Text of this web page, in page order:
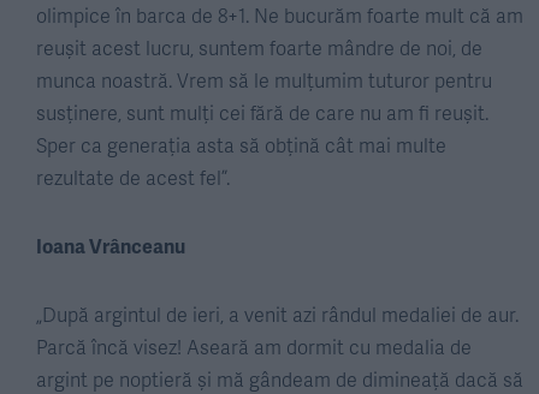
olimpice în barca de 8+1. Ne bucurăm foarte mult că am
reușit acest lucru, suntem foarte mândre de noi, de
munca noastră. Vrem să le mulțumim tuturor pentru
susținere, sunt mulți cei fără de care nu am fi reușit.
Sper ca generația asta să obțină cât mai multe
rezultate de acest fel”.
Ioana Vrânceanu
„După argintul de ieri, a venit azi rândul medaliei de aur.
Parcă încă visez! Aseară am dormit cu medalia de
argint pe noptieră și mă gândeam de dimineață dacă să